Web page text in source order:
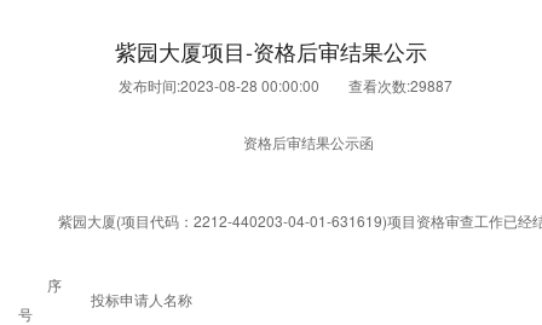
紫园大厦项目-资格后审结果公示
发布时间:2023-08-28 00:00:00 查看次数:29887
资格后审结果公示函
紫园大厦(项目代码：2212-440203-04-01-631619)项目资格审查工作已经
序
号
投标申请人名称